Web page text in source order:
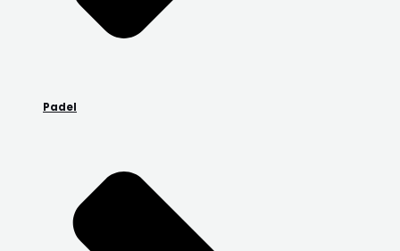
Padel